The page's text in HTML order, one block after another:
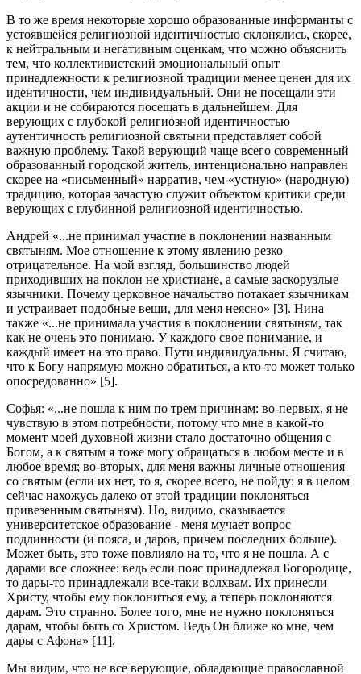
В то же время некоторые хорошо образованные информанты с
устоявшейся религиозной идентичностью склонялись, скорее,
к нейтральным и негативным оценкам, что можно объяснить
тем, что коллективистский эмоциональный опыт
принадлежности к религиозной традиции менее ценен для их
идентичности, чем индивидуальный. Они не посещали эти
акции и не собираются посещать в дальнейшем. Для
верующих с глубокой религиозной идентичностью
аутентичность религиозной святыни представляет собой
важную проблему. Такой верующий чаще всего современный
образованный городской житель, интенционально направлен
скорее на «письменный» нарратив, чем «устную» (народную)
традицию, которая зачастую служит объектом критики среди
верующих с глубинной религиозной идентичностью.
Андрей «...не принимал участие в поклонении названным
святыням. Мое отношение к этому явлению резко
отрицательное. На мой взгляд, большинство людей
приходивших на поклон не христиане, а самые заскорузлые
язычники. Почему церковное начальство потакает язычникам
и устраивает подобные вещи, для меня неясно» [3]. Нина
также «...не принимала участия в поклонении святыням, так
как не очень это понимаю. У каждого свое понимание, и
каждый имеет на это право. Пути индивидуальны. Я считаю,
что к Богу напрямую можно обратиться, а кто-то может только
опосредованно» [5].
Софья: «...не пошла к ним по трем причинам: во-первых, я не
чувствую в этом потребности, потому что мне в какой-то
момент моей духовной жизни стало достаточно общения с
Богом, а к святым я тоже могу обращаться в любом месте и в
любое время; во-вторых, для меня важны личные отношения
со святым (если их нет, то я, скорее всего, не пойду: я в целом
сейчас нахожусь далеко от этой традиции поклоняться
привезенным святыням). Но, видимо, сказывается
университетское образование - меня мучает вопрос
подлинности (и пояса, и даров, причем последних больше).
Может быть, это тоже повлияло на то, что я не пошла. А с
дарами все сложнее: ведь если пояс принадлежал Богородице,
то дары-то принадлежали все-таки волхвам. Их принесли
Христу, чтобы ему поклониться ему, а теперь поклоняются
дарам. Это странно. Более того, мне не нужно поклоняться
дарам, чтобы быть со Христом. Ведь Он ближе ко мне, чем
дары с Афона» [11].
Мы видим, что не все верующие, обладающие православной